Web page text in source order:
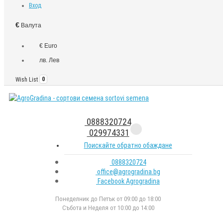
Вход
€ Валута
€ Euro
лв. Лев
Wish List 0
0888320724
029974331
Поискайте обратно обаждане
0888320724
office@agrogradina.bg
Facebook Agrogradina
Понеделник до Петък от 09:00 до 18:00
Събота и Неделя от 10:00 до 14:00